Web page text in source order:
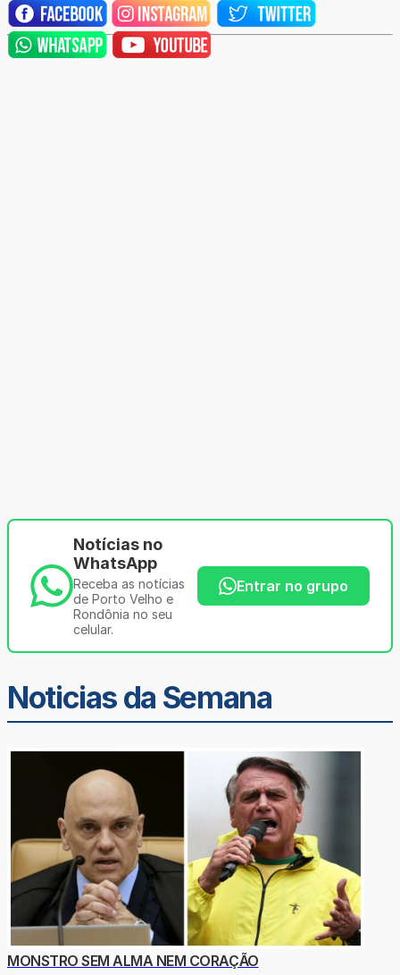
Notícias no
WhatsApp
Receba as notícias
de Porto Velho e
Rondônia no seu
celular.
Entrar no grupo
Noticias da Semana
MONSTRO SEM ALMA NEM CORAÇÃO